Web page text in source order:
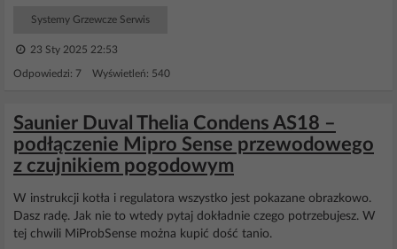
Systemy Grzewcze Serwis
23 Sty 2025 22:53
Odpowiedzi: 7 Wyświetleń: 540
Saunier Duval Thelia Condens AS18 –
podłączenie Mipro Sense przewodowego
z czujnikiem pogodowym
W instrukcji kotła i regulatora wszystko jest pokazane obrazkowo.
Dasz radę. Jak nie to wtedy pytaj dokładnie czego potrzebujesz. W
tej chwili MiProbSense można kupić dość tanio.